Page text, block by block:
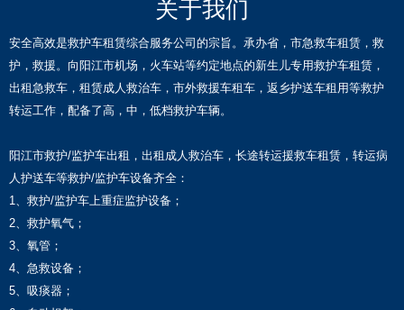
关于我们
安全高效是救护车租赁综合服务公司的宗旨。承办省，市急救车租赁，救
护，救援。向阳江市机场，火车站等约定地点的新生儿专用救护车租赁，
出租急救车，租赁成人救治车，市外救援车租车，返乡护送车租用等救护
转运工作，配备了高，中，低档救护车辆。
阳江市救护/监护车出租，出租成人救治车，长途转运援救车租赁，转运病
人护送车等救护/监护车设备齐全：
1、救护/监护车上重症监护设备；
2、救护氧气；
3、氧管；
4、急救设备；
5、吸痰器；